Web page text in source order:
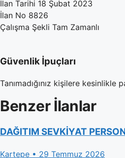
İlan Tarihi 18 Şubat 2023
İlan No 8826
Çalışma Şekli Tam Zamanlı
Güvenlik İpuçları
Tanımadığınız kişilere
Benzer İlanlar
DAĞITIM SEVKİYAT
Kartepe • 29 Temmuz 2026